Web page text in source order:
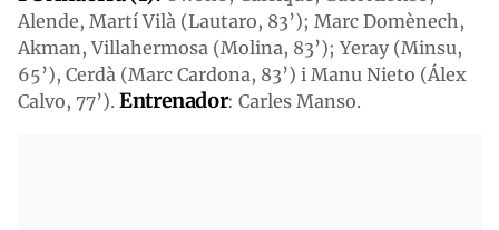
Alende, Martí Vilà (Lautaro, 83’); Marc Domènech,
Akman, Villahermosa (Molina, 83’); Yeray (Minsu,
65’), Cerdà (Marc Cardona, 83’) i Manu Nieto (Álex
Calvo, 77’). Entrenador: Carles Manso.